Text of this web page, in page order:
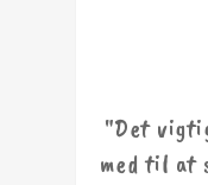
"Det
med til at